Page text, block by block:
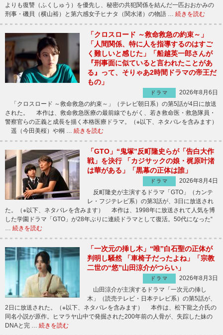
よりも復讐（ふくしゅう）を優先し、秘密の共犯関係を結んだ一匹おおかみの
刑事・磯貝（横山裕）と第六感女子ヒナタ（関水渚）の物語 … 続きを読む
「クロスロード ～救命救急の約束～」
「人間関係、特に人を指導するのはすご
く難しいと感じた」「船越英一郎さんが
『刑事面に似ていると言われたことがあ
る』って、そりゃあ2時間ドラマの帝王だ
もの」
ドラマ
2026年8月6日
「クロスロード ～救命救急の約束～」（テレビ朝日系）の第5話が4日に放送
された。 本作は、救命救急医療の最前線でもがく、若き救命医・救急隊員・
警察官らの正義と成長を描く本格医療ドラマ。（※以下、ネタバレを含みます）
遥（今田美桜）や桐 … 続きを読む
「GTO」“鬼塚”反町隆史らが「告白大作
戦」を決行 「カジサックの娘・梶原叶渚
は華がある」「黒幕の正体は誰」
ドラマ
2026年8月4日
反町隆史が主演するドラマ「GTO」（カンテ
レ・フジテレビ系）の第3話が、3日に放送され
た。（※以下、ネタバレを含みます） 本作は、1998年に放送されて人気を博
した学園ドラマ「GTO」が28年ぶりに連続ドラマとして復活。50代になった“
続きを読む
「一次元の挿し木」“唯”白石聖の正体が
判明し騒然 「車椅子だったよね」「宗教
二世の“悠”山田涼介がつらい」
ドラマ
2026年8月3日
山田涼介が主演するドラマ「一次元の挿し
木」（読売テレビ・日本テレビ系）の第5話が、
2日に放送された。（※以下、ネタバレを含みます） 本作は、松下龍之介氏の
同名小説が原作。ヒマラヤ山中で発掘された200年前の人骨が、失踪した妹の
DNAと完 … 続きを読む